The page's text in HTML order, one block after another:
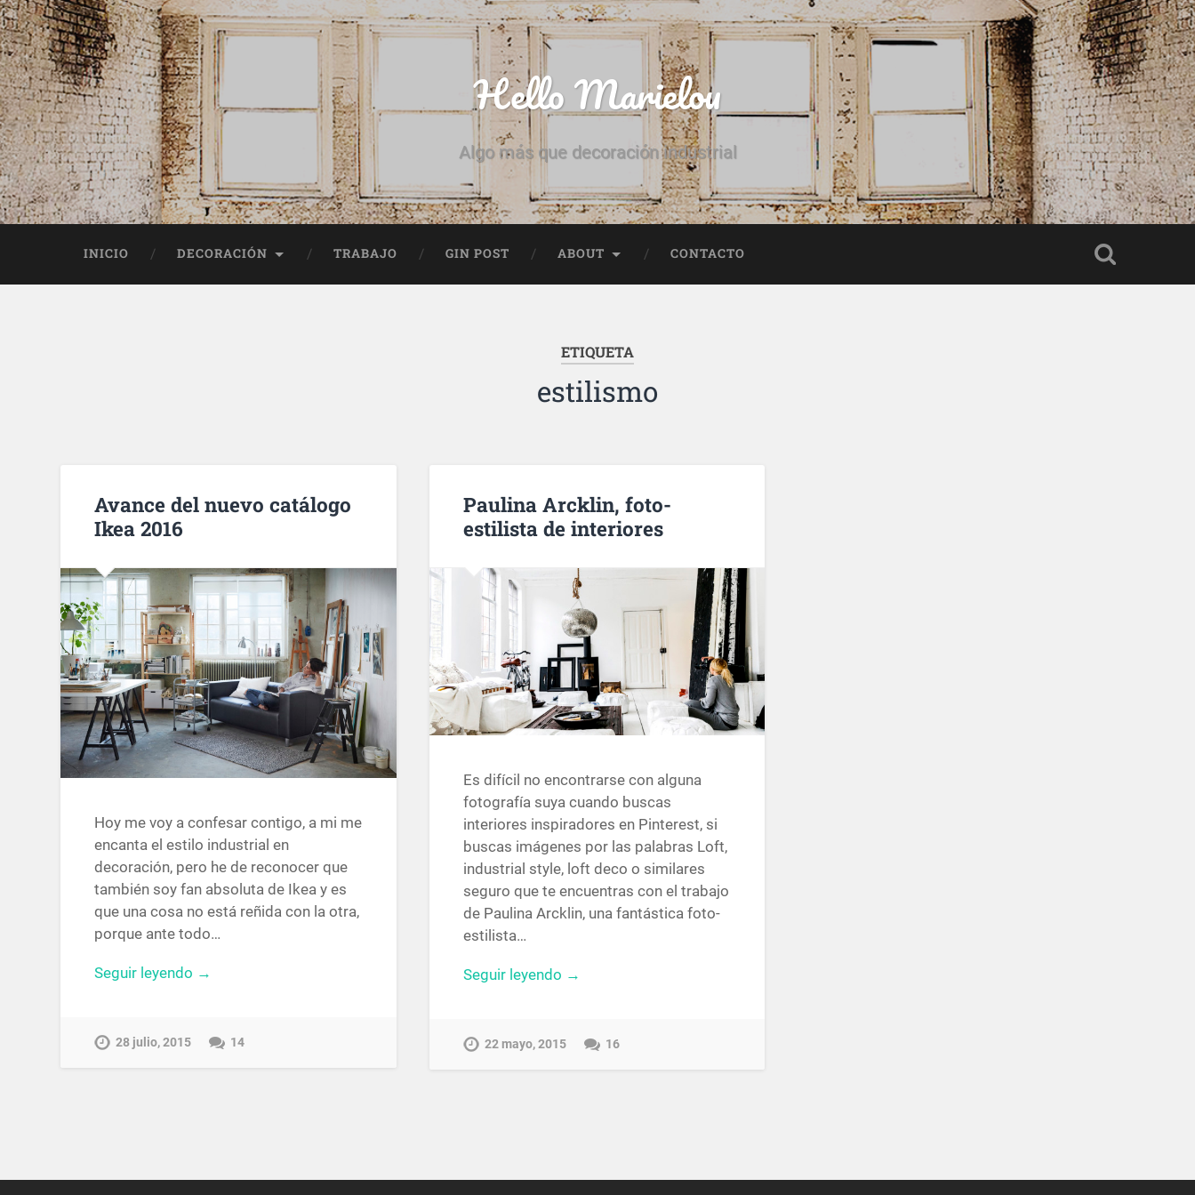
Hello Marielou
Algo más que decoración industrial
INICIO DECORACIÓN TRABAJO GIN POST ABOUT CONTACTO
ETIQUETA
estilismo
Avance del nuevo catálogo
Ikea 2016
Hoy me voy a confesar contigo, a mi me
encanta el estilo industrial en
decoración, pero he de reconocer que
también soy fan absoluta de Ikea y es
que una cosa no está reñida con la otra,
porque ante todo…
Seguir leyendo →
28 julio, 2015 14
Paulina Arcklin, foto-
estilista de interiores
Es difícil no encontrarse con alguna
fotografía suya cuando buscas
interiores inspiradores en Pinterest, si
buscas imágenes por las palabras Loft,
industrial style, loft deco o similares
seguro que te encuentras con el trabajo
de Paulina Arcklin, una fantástica foto-
estilista…
Seguir leyendo →
22 mayo, 2015 16